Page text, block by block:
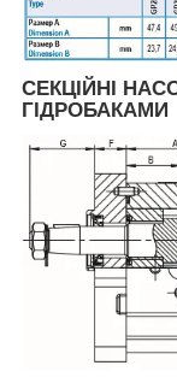
СЕКЦІЙНІ
ГІДРОБАКАМИ